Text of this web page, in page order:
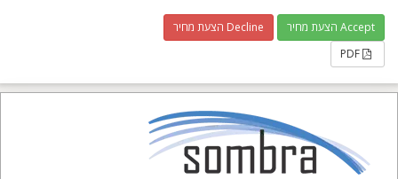
Accept הצעת מחיר
Decline הצעת מחיר